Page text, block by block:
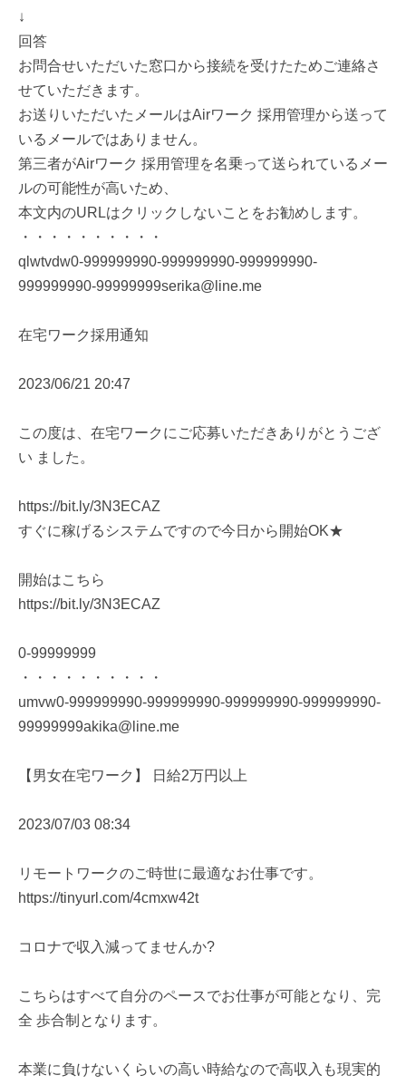
↓
回答
お問合せいただいた窓口から接続を受けたためご連絡さ
せていただきます。
お送りいただいたメールはAirワーク 採用管理から送って
いるメールではありません。
第三者がAirワーク 採用管理を名乗って送られているメー
ルの可能性が高いため、
本文内のURLはクリックしないことをお勧めします。
・・・・・・・・・・
qlwtvdw0-999999990-999999990-999999990-
999999990-99999999serika@line.me
在宅ワーク採用通知
2023/06/21 20:47
この度は、在宅ワークにご応募いただきありがとうござ
い ました。
https://bit.ly/3N3ECAZ
すぐに稼げるシステムですので今日から開始OK★
開始はこちら
https://bit.ly/3N3ECAZ
0-99999999
・・・・・・・・・・
umvw0-999999990-999999990-999999990-999999990-
99999999akika@line.me
【男女在宅ワーク】 日給2万円以上
2023/07/03 08:34
リモートワークのご時世に最適なお仕事です。
https://tinyurl.com/4cmxw42t
コロナで収入減ってませんか?
こちらはすべて自分のペースでお仕事が可能となり、完
全 歩合制となります。
本業に負けないくらいの高い時給なので高収入も現実的